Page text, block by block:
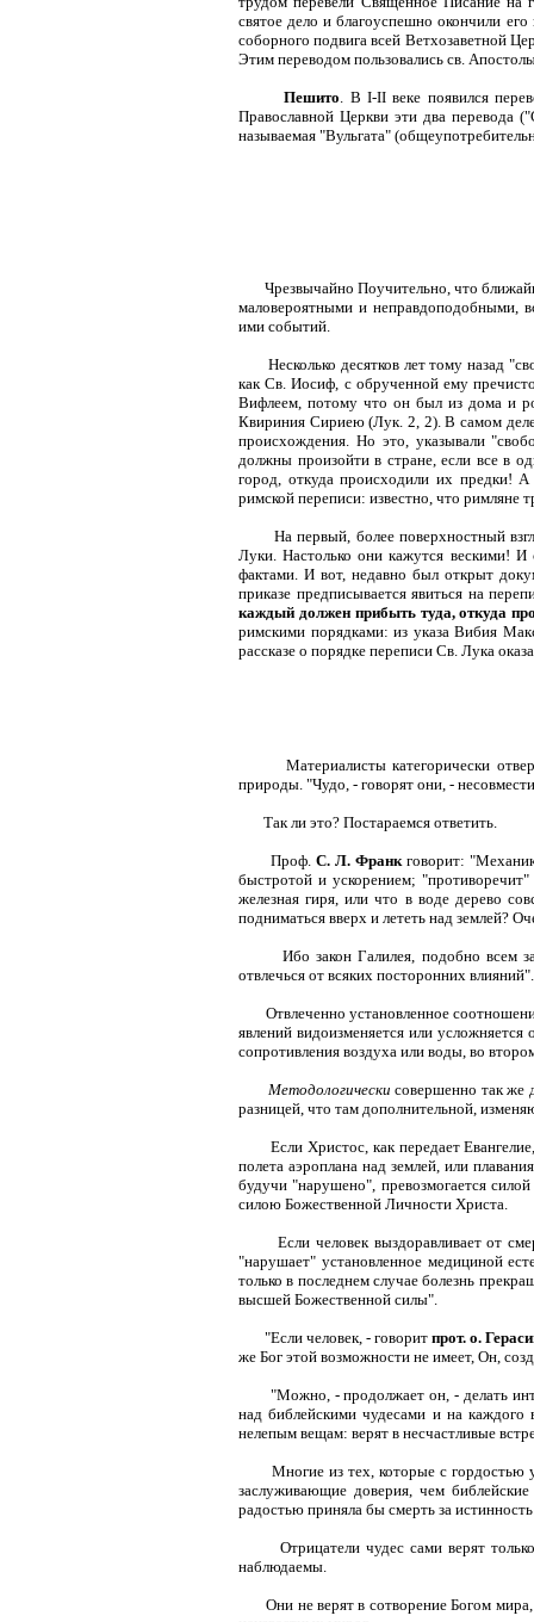
святое дело и благоуспешно окончили
соборного подвига всей Ветхозаветной
Этим переводом пользовались св.
Пешито. В I-II веке появился
Православной Церкви эти два перевода
называемая "Вульгата"
Чрезвычайно Поучительно, что
маловероятными и неправдоподобными,
ими событий.
Несколько десятков лет тому назад
как Св. Иосиф, с обрученной ему
Вифлеем, потому что он был из дома и
Квириния Сириею (Лук. 2, 2). В самом
происхождения. Но это, указывали
должны произойти в стране, если все в
город, откуда происходили их предки!
римской переписи: известно, что римляне
На первый, более поверхностный
Луки. Настолько они кажутся вескими! И
фактами. И вот, недавно был открыт
приказе предписывается явиться на
каждый должен прибыть туда, откуда
римскими порядками: из указа Вибия
рассказе о порядке переписи Св. Лука
Материалисты категорически
природы. "Чудо, - говорят они, -
Так ли это? Постараемся ответить.
Проф.С. Л. Франкговорит:
быстротой и ускорением;
железная гиря, или что в воде дерево
подниматься вверх и лететь над землей?
Ибо закон Галилея, подобно всем
отвлечься от всяких посторонних влияний".
Отвлеченно установленное
явлений видоизменяется или
сопротивления воздуха или воды, во
Методологически совершенно так же
разницей, что там дополнительной,
Если Христос, как передает
полета аэроплана над землей, или
будучи "нарушено", превозмогается
силою Божественной Личности Христа.
Если человек выздоравливает от
"нарушает" установленное медициной
только в последнем случае болезнь
высшей Божественной силы".
"Если человек, - говорит прот. о.
же Бог этой возможности не имеет, Он,
"Можно, - продолжает он, - делать
над библейскими чудесами и на каждого
нелепым вещам: верят в несчастливые
Многие из тех, которые с гордостью
заслуживающие доверия, чем
радостью приняла бы смерть за
Отрицатели чудес сами верят
наблюдаемы.
Они не верят в сотворение Богом